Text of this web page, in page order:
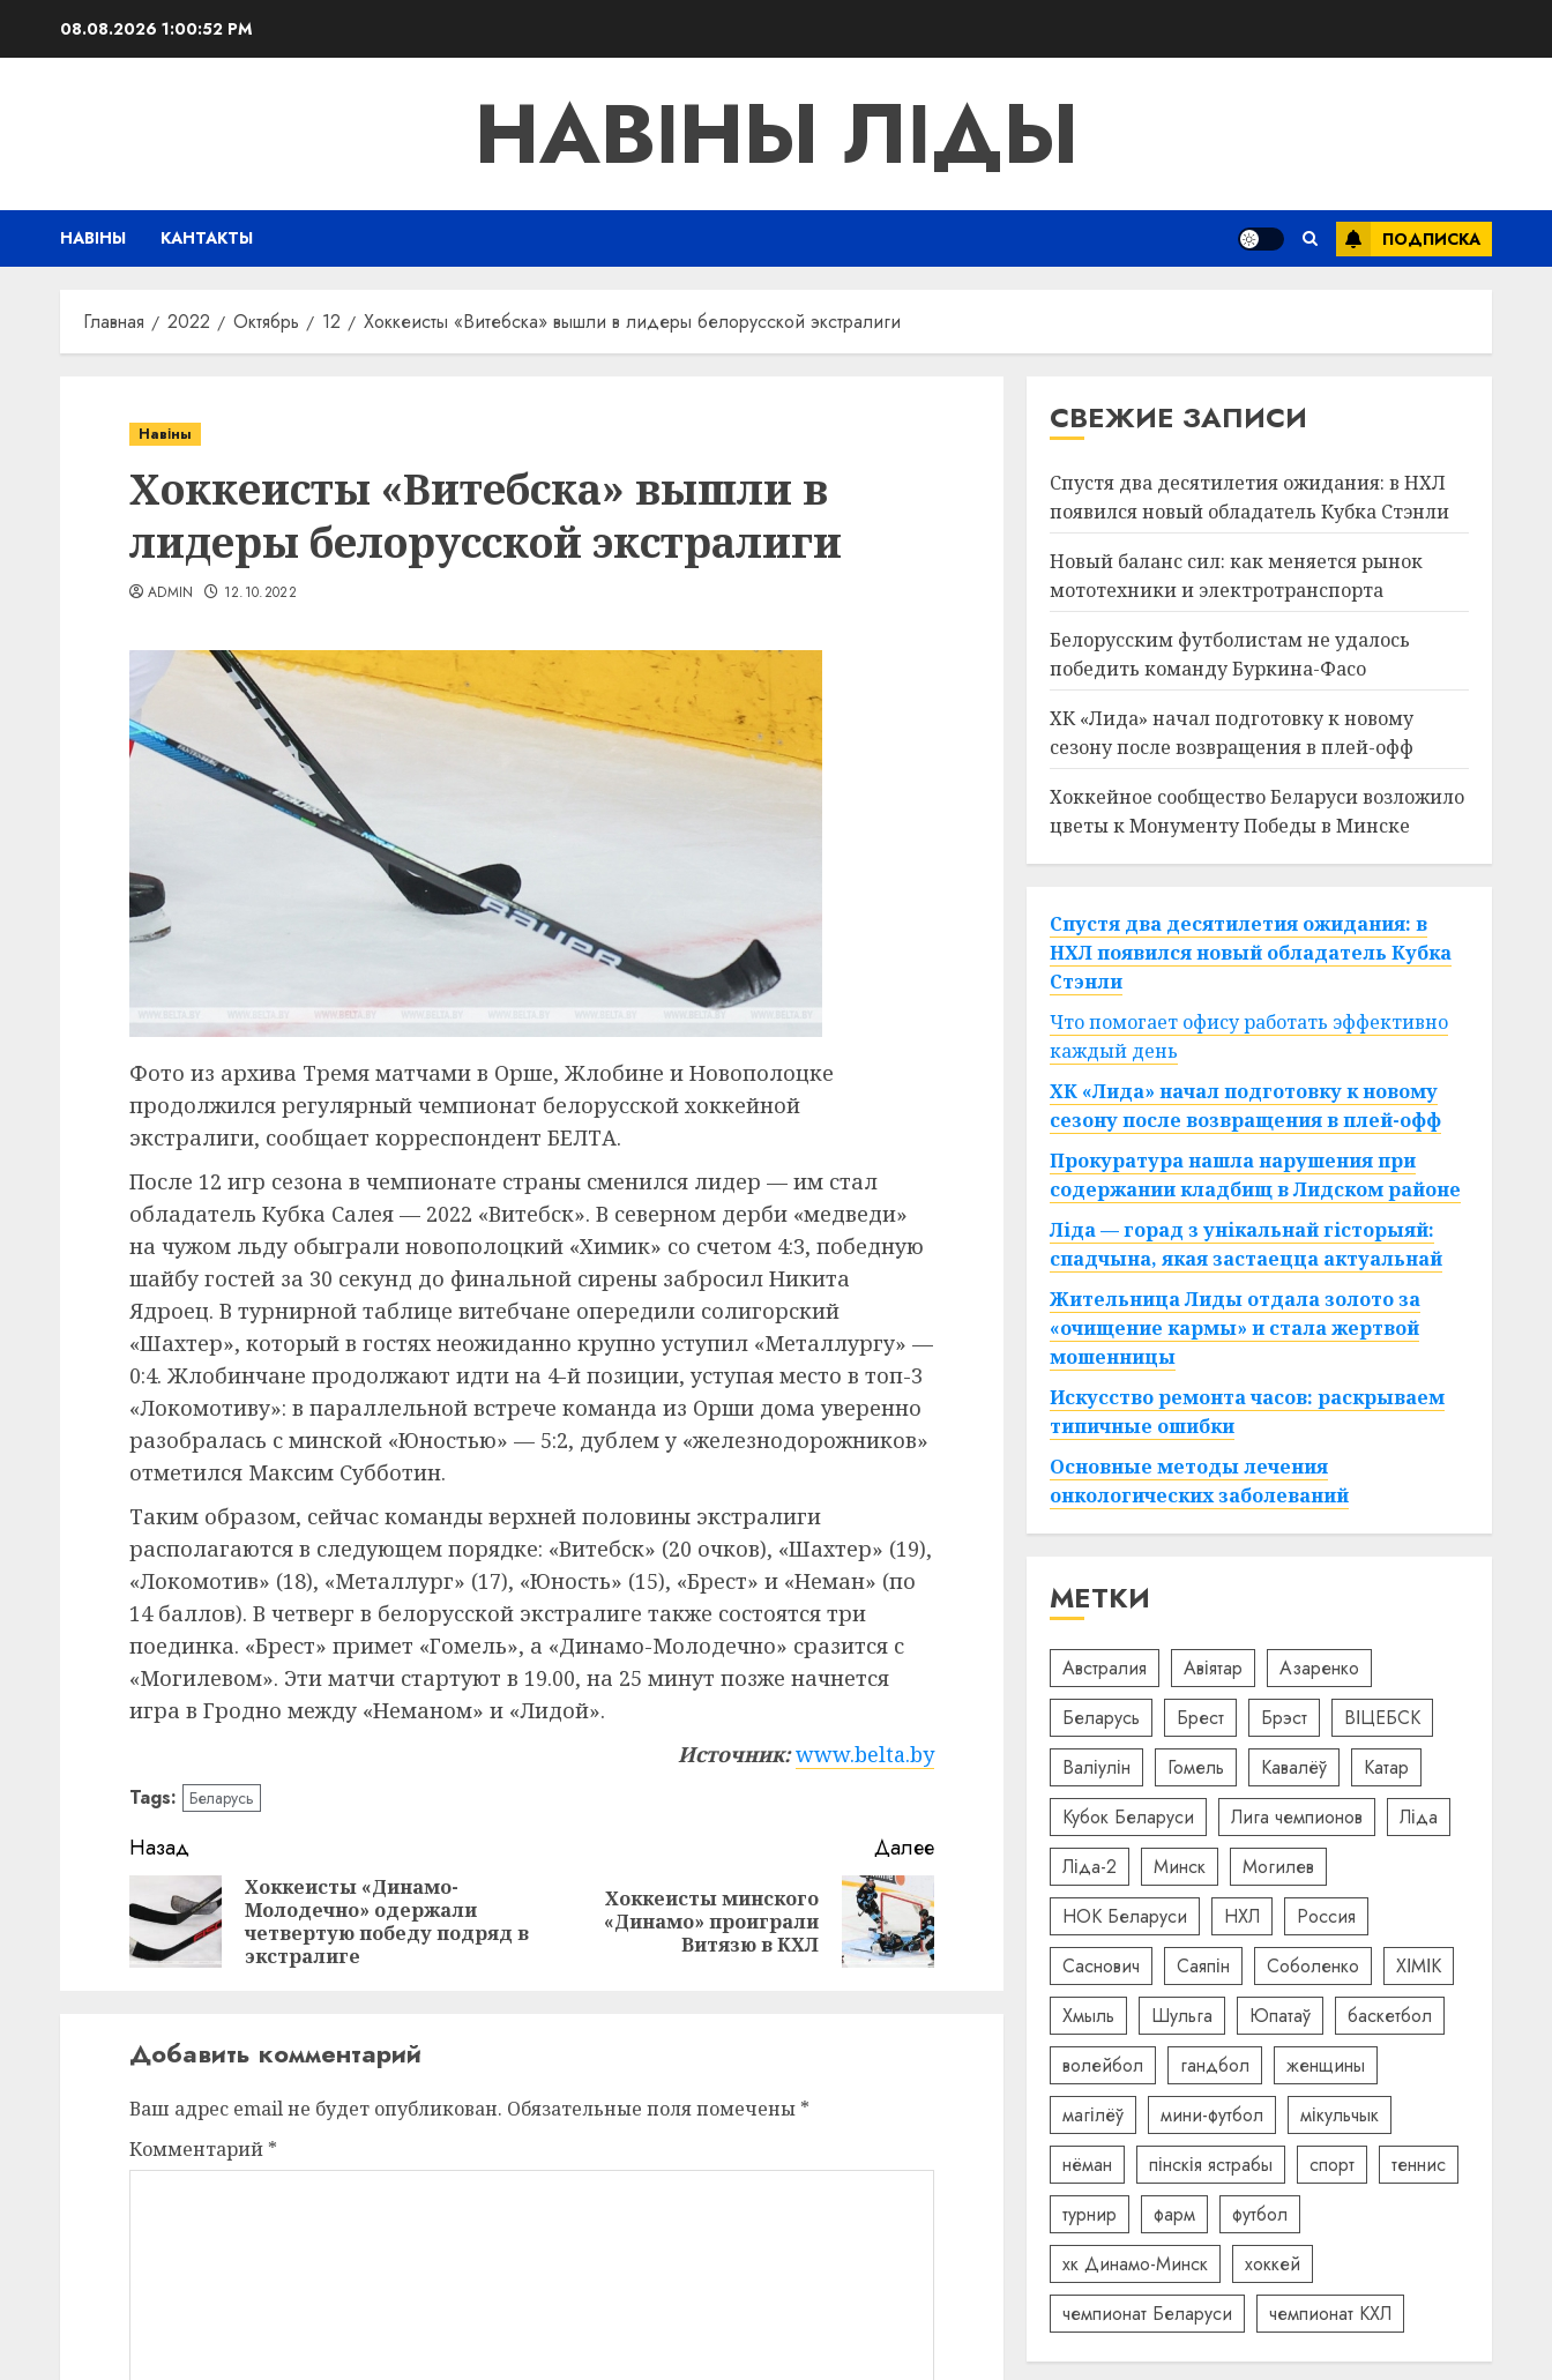
08.08.2026 1:00:53 PM
НАВІНЫ ЛІДЫ
НАВІНЫ КАНТАКТЫ ПОДПИСКА
Главная 2022 Октябрь 12 Хоккеисты «Витебска» вышли в лидеры белорусской экстралиги
Навіны
Хоккеисты «Витебска» вышли в
лидеры белорусской экстралиги
ADMIN 12.10.2022
Фото из архива Тремя матчами в Орше, Жлобине и Новополоцке
продолжился регулярный чемпионат белорусской хоккейной
экстралиги, сообщает корреспондент БЕЛТА.
После 12 игр сезона в чемпионате страны сменился лидер — им стал
обладатель Кубка Салея — 2022 «Витебск». В северном дерби «медведи»
на чужом льду обыграли новополоцкий «Химик» со счетом 4:3, победную
шайбу гостей за 30 секунд до финальной сирены забросил Никита
Ядроец. В турнирной таблице витебчане опередили солигорский
«Шахтер», который в гостях неожиданно крупно уступил «Металлургу» —
0:4. Жлобинчане продолжают идти на 4-й позиции, уступая место в топ-3
«Локомотиву»: в параллельной встрече команда из Орши дома уверенно
разобралась с минской «Юностью» — 5:2, дублем у «железнодорожников»
отметился Максим Субботин.
Таким образом, сейчас команды верхней половины экстралиги
располагаются в следующем порядке: «Витебск» (20 очков), «Шахтер» (19),
«Локомотив» (18), «Металлург» (17), «Юность» (15), «Брест» и «Неман» (по
14 баллов). В четверг в белорусской экстралиге также состоятся три
поединка. «Брест» примет «Гомель», а «Динамо-Молодечно» сразится с
«Могилевом». Эти матчи стартуют в 19.00, на 25 минут позже начнется
игра в Гродно между «Неманом» и «Лидой».
Источник: www.belta.by
Tags: Беларусь
Навигация
записи
Назад
Предыдущая
Хоккеисты «Динамо-
Молодечно» одержали
четвертую победу подряд в
экстралиге
Далее
Следующая
Хоккеисты минского
«Динамо» проиграли
Витязю в КХЛ
Добавить комментарий
Ваш адрес email не будет опубликован. Обязательные поля помечены *
Комментарий *
СВЕЖИЕ ЗАПИСИ
Спустя два десятилетия ожидания: в НХЛ
появился новый обладатель Кубка Стэнли
Новый баланс сил: как меняется рынок
мототехники и электротранспорта
Белорусским футболистам не удалось
победить команду Буркина-Фасо
ХК «Лида» начал подготовку к новому
сезону после возвращения в плей-офф
Хоккейное сообщество Беларуси возложило
цветы к Монументу Победы в Минске
Спустя два десятилетия ожидания: в
НХЛ появился новый обладатель Кубка
Стэнли
Что помогает офису работать эффективно
каждый день
ХК «Лида» начал подготовку к новому
сезону после возвращения в плей-офф
Прокуратура нашла нарушения при
содержании кладбищ в Лидском районе
Ліда — горад з унікальнай гісторыяй:
спадчына, якая застаецца актуальнай
Жительница Лиды отдала золото за
«очищение кармы» и стала жертвой
мошенницы
Искусство ремонта часов: раскрываем
типичные ошибки
Основные методы лечения
онкологических заболеваний
МЕТКИ
Австралия Авіятар
Азаренко
Беларусь
Брест Брэст
ВІЦЕБСК
Валіулін
Гомель Кавалёў
Катар
Кубок Беларуси
Лига чемпионов
Ліда
Ліда-2
Минск
Могилев
НОК Беларуси
НХЛ
Россия
Саснович
Саяпін Соболенко
ХІМІК
Хмыль
Шульга Юпатаў
баскетбол
волейбол
гандбол
женщины
магілёў
мини-футбол
мікульчык
нёман
пінскія ястрабы спорт
теннис
турнир
фарм
футбол
хк Динамо-Минск
хоккей
чемпионат Беларуси
чемпионат КХЛ